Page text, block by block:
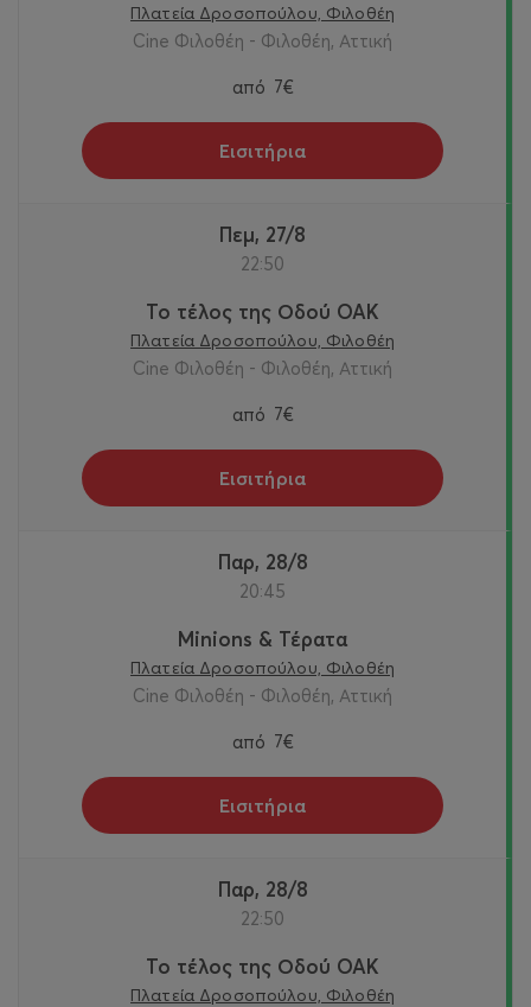
Πλατεία Δροσοπούλου, Φιλοθέη
Cine Φιλοθέη - Φιλοθέη, Αττική
από 7€
Εισιτήρια
Πεμ, 27/8
22:50
Το τέλος της Οδού OAK
Πλατεία Δροσοπούλου, Φιλοθέη
Cine Φιλοθέη - Φιλοθέη, Αττική
από 7€
Εισιτήρια
Παρ, 28/8
20:45
Minions & Τέρατα
Πλατεία Δροσοπούλου, Φιλοθέη
Cine Φιλοθέη - Φιλοθέη, Αττική
από 7€
Εισιτήρια
Παρ, 28/8
22:50
Το τέλος της Οδού OAK
Πλατεία Δροσοπούλου, Φιλοθέη